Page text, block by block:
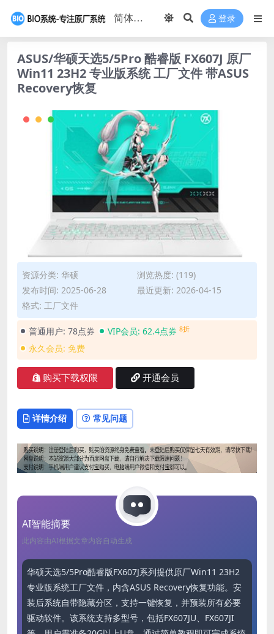
登录
ASUS/华硕天选5/5Pro 酷睿版 FX607J 原厂
Win11 23H2 专业版系统 工厂文件 带ASUS
Recovery恢复
资源分类: 华硕
浏览热度: (119)
发布时间: 2025-06-28
最近更新: 2026-04-15
格式: 工厂文件
普通用户: 78点券 VIP会员: 62.4点券 8折
永久会员: 免费
购买下载权限 开通会员
详情介绍 常见问题
AI智能摘要
此内容由AI根据文章内容自动生成
华硕天选5/5Pro酷睿版FX607J系列提供原厂Win11 23H2
专业版系统工厂文件，内含ASUS Recovery恢复功能。安
装后系统自带隐藏分区，支持一键恢复，并预装所有必要
驱动软件。该系统支持多型号，包括FX607JU、FX607JI